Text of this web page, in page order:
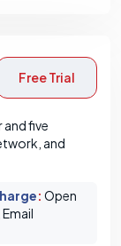
Free Trial
and five
and
: Open